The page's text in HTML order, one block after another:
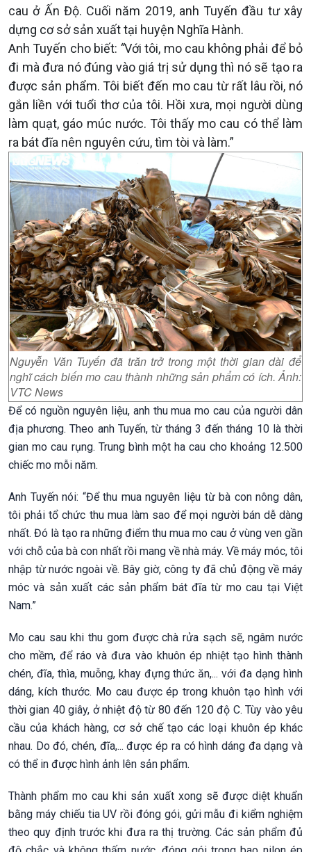
cau ở Ấn Độ. Cuối năm 2019, anh Tuyến đầu tư xây
dựng cơ sở sản xuất tại huyện Nghĩa Hành.
Anh Tuyến cho biết: “Với tôi, mo cau không phải để bỏ
đi mà đưa nó đúng vào giá trị sử dụng thì nó sẽ tạo ra
được sản phẩm. Tôi biết đến mo cau từ rất lâu rồi, nó
gắn liền với tuổi thơ của tôi. Hồi xưa, mọi người dùng
làm quạt, gáo múc nước. Tôi thấy mo cau có thể làm
ra bát đĩa nên nguyên cứu, tìm tòi và làm.”
Nguyễn Văn Tuyến đã trăn trở trong một thời gian dài để
nghĩ cách biến mo cau thành những sản phẩm có ích. Ảnh:
VTC News
Để có nguồn nguyên liệu, anh thu mua mo cau của người dân
địa phương. Theo anh Tuyến, từ tháng 3 đến tháng 10 là thời
gian mo cau rụng. Trung bình một ha cau cho khoảng 12.500
chiếc mo mỗi năm.
Anh Tuyến nói: “Để thu mua nguyên liệu từ bà con nông dân,
tôi phải tổ chức thu mua làm sao để mọi người bán dễ dàng
nhất. Đó là tạo ra những điểm thu mua mo cau ở vùng ven gần
với chỗ của bà con nhất rồi mang về nhà máy. Về máy móc, tôi
nhập từ nước ngoài về. Bây giờ, công ty đã chủ động về máy
móc và sản xuất các sản phẩm bát đĩa từ mo cau tại Việt
Nam.”
Mo cau sau khi thu gom được chà rửa sạch sẽ, ngâm nước
cho mềm, để ráo và đưa vào khuôn ép nhiệt tạo hình thành
chén, đĩa, thìa, muỗng, khay đựng thức ăn,... với đa dạng hình
dáng, kích thước. Mo cau được ép trong khuôn tạo hình với
thời gian 40 giây, ở nhiệt độ từ 80 đến 120 độ C. Tùy vào yêu
cầu của khách hàng, cơ sở chế tạo các loại khuôn ép khác
nhau. Do đó, chén, đĩa,... được ép ra có hình dáng đa dạng và
có thể in được hình ảnh lên sản phẩm.
Thành phẩm mo cau khi sản xuất xong sẽ được diệt khuẩn
bằng máy chiếu tia UV rồi đóng gói, gửi mẫu đi kiểm nghiệm
theo quy định trước khi đưa ra thị trường. Các sản phẩm đủ